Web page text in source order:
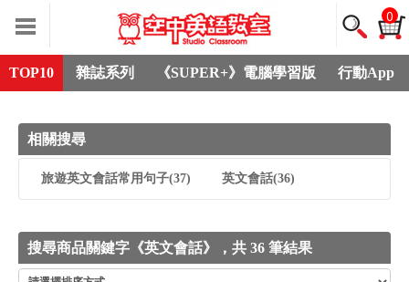
0
TOP10 雜誌系列 《SUPER+》電腦學習版 行動App
相關搜尋
旅遊英文會話常用句子(37) 英文會話(36)
搜尋商品關鍵字《英文會話》，共 36 筆結果